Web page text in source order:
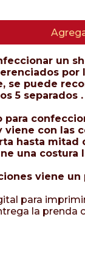
un
por
se puede
5 separados .
para
con las
hasta mitad
una costura
viene un
para
la prenda